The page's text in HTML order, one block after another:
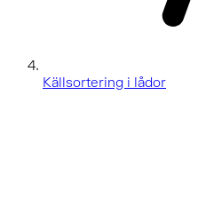
Källsortering i lådor